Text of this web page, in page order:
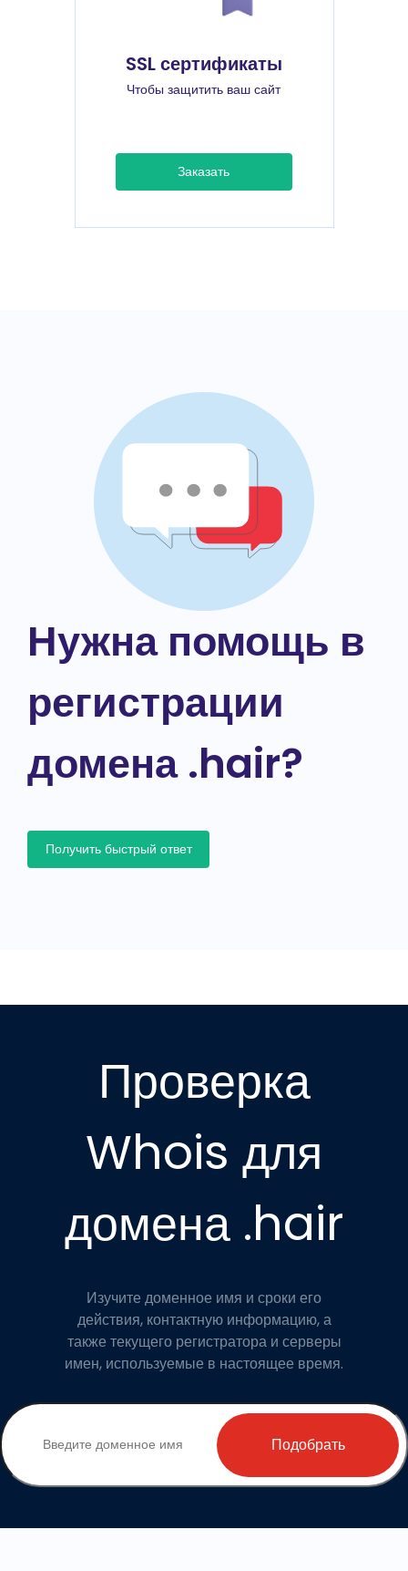
SSL сертификаты
Чтобы защитить ваш сайт
Заказать
Нужна помощь в
регистрации
домена .hair?
Получить быстрый ответ
Проверка
Whois для
домена .hair
Изучите доменное имя и сроки его
действия, контактную информацию, а
также текущего регистратора и серверы
имен, используемые в настоящее время.
Подобрать